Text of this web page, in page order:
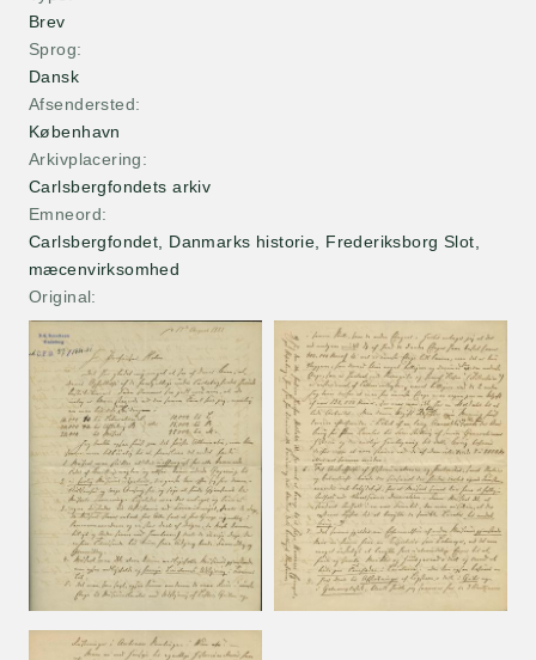
Brev
Sprog
Dansk
Afsendersted
København
Arkivplacering
Carlsbergfondets arkiv
Emneord
Carlsbergfondet, Danmarks historie, Frederiksborg Slot,
mæcenvirksomhed
Original